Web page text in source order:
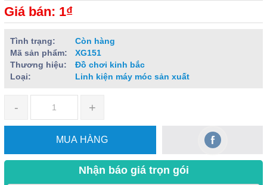
Giá bán: 1₫
Tình trạng:
Còn hàng
Mã sản phẩm:
XG151
Thương hiệu:
Đồ chơi kinh bắc
Loại:
Linh kiện máy móc sản xuất
- +
MUA HÀNG
Nhận báo giá trọn gói